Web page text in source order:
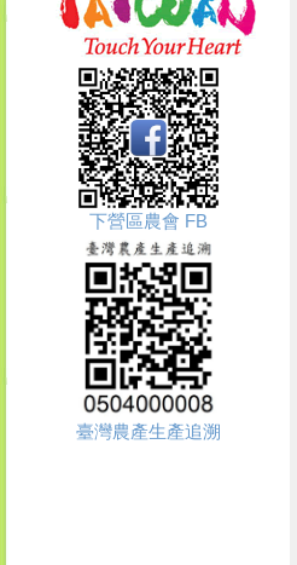
下營區農會 FB
臺灣農產生產追溯